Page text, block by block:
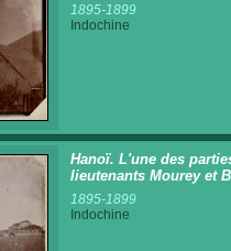
1895-1899
Indochine
Hanoï. L'une des
lieutenants Mourey et
1895-1899
Indochine